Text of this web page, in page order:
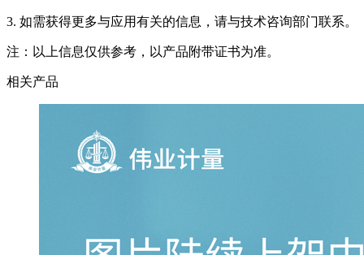
3. 如需获得更多与应用有关的信息，请与技术咨询部门联系。
注：以上信息仅供参考，以产品附带证书为准。
相关产品